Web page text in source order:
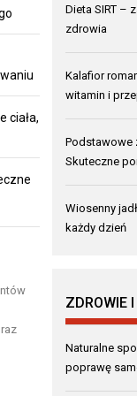
ciała,
Dieta SIRT –
zdrowia
Kalafior
witamin i
Podstawowe
Skuteczne
Wiosenny
każdy dzień
ZDROWIE
Naturalne
poprawę